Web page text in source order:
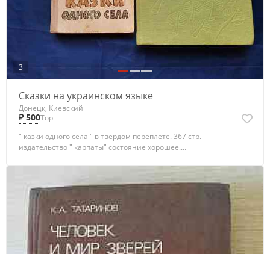
3
Сказки на украинском языке
Донецк, Киевский
₽ 500Торг
" казки одного села " в твердом переплете. 367 стр.
издательство " карпаты" состояние хорошее....